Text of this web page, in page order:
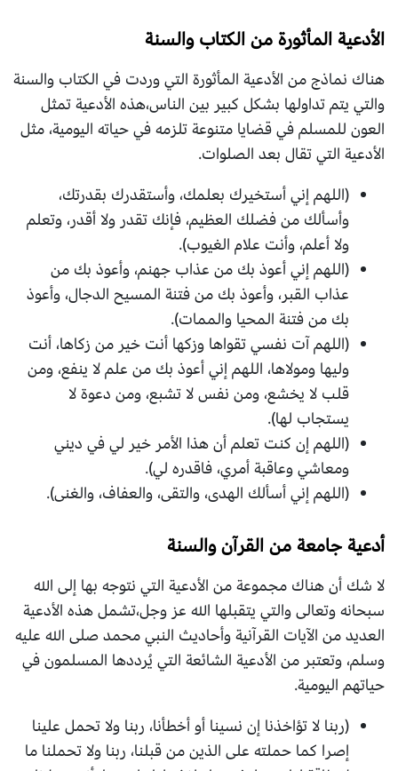
الأدعية المأثورة من الكتاب والسنة
هناك نماذج من الأدعية المأثورة التي وردت في الكتاب والسنة
والتي يتم تداولها بشكل كبير بين الناس،هذه الأدعية تمثل
العون للمسلم في قضايا متنوعة تلزمه في حياته اليومية، مثل
الأدعية التي تقال بعد الصلوات.
(اللهم إني أستخيرك بعلمك، وأستقدرك بقدرتك،
وأسألك من فضلك العظيم، فإنك تقدر ولا أقدر، وتعلم
ولا أعلم، وأنت علام الغيوب).
(اللهم إني أعوذ بك من عذاب جهنم، وأعوذ بك من
عذاب القبر، وأعوذ بك من فتنة المسيح الدجال، وأعوذ
بك من فتنة المحيا والممات).
(اللهم آت نفسي تقواها وزكها أنت خير من زكاها، أنت
وليها ومولاها، اللهم إني أعوذ بك من علم لا ينفع، ومن
قلب لا يخشع، ومن نفس لا تشبع، ومن دعوة لا
يستجاب لها).
(اللهم إن كنت تعلم أن هذا الأمر خير لي في ديني
ومعاشي وعاقبة أمري، فاقدره لي).
(اللهم إني أسألك الهدى، والتقى، والعفاف، والغنى).
أدعية جامعة من القرآن والسنة
لا شك أن هناك مجموعة من الأدعية التي نتوجه بها إلى الله
سبحانه وتعالى والتي يتقبلها الله عز وجل،تشمل هذه الأدعية
العديد من الآيات القرآنية وأحاديث النبي محمد صلى الله عليه
وسلم، وتعتبر من الأدعية الشائعة التي يُرددها المسلمون في
حياتهم اليومية.
(ربنا لا تؤاخذنا إن نسينا أو أخطأنا، ربنا ولا تحمل علينا
إصرا كما حملته على الذين من قبلنا، ربنا ولا تحملنا ما